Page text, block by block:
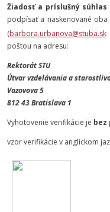
Žiadosť a príslušný súhlas
podpísať a naskenované
(barbora.urbanova@stuba.sk
poštou na adresu:
Rektorát STU
Útvar vzdelávania a
Vazovova 5
812 43 Bratislava 1
Vyhotovenie verifikácie je bez
vzor verifikácie v anglickom